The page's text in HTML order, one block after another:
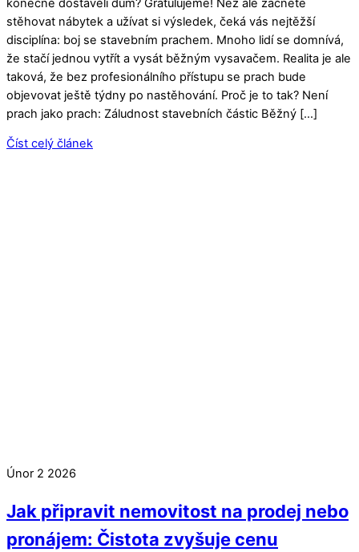
konečně dostavěli dům? Gratulujeme! Než ale začnete
stěhovat nábytek a užívat si výsledek, čeká vás nejtěžší
disciplína: boj se stavebním prachem. Mnoho lidí se domnívá,
že stačí jednou vytřít a vysát běžným vysavačem. Realita je ale
taková, že bez profesionálního přístupu se prach bude
objevovat ještě týdny po nastěhování. Proč je to tak? Není
prach jako prach: Záludnost stavebních částic Běžný […]
Číst celý článek
Únor 2 2026
Jak připravit nemovitost na prodej nebo
pronájem: Čistota zvyšuje cenu